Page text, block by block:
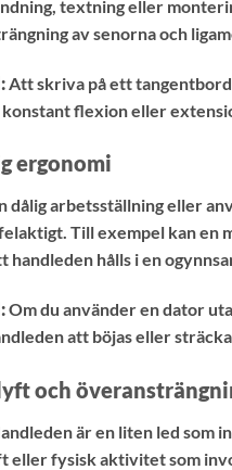
textning eller
av senorna och
Att skriva på ett tangentbord
flexion eller
ergonomi
dålig arbetsställning eller
Till exempel kan en
handleden hålls i en
Om du använder en dator
att böjas eller
och
är en liten led som
eller fysisk aktivitet som